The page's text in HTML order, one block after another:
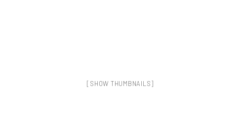
[SHOW THUMBNAILS]